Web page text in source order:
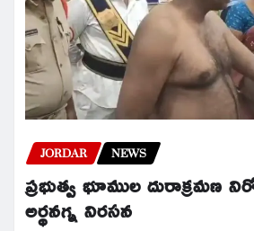
JORDAR NEWS
ప్రభుత్వ భూముల దురాక్రమణ
అర్థనగ్న నిరసన